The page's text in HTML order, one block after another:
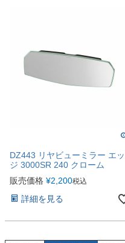
DZ443 リヤビューミラー エッ
ジ 3000SR 240 クローム
販売価格 ¥2,200税込
詳細を見る